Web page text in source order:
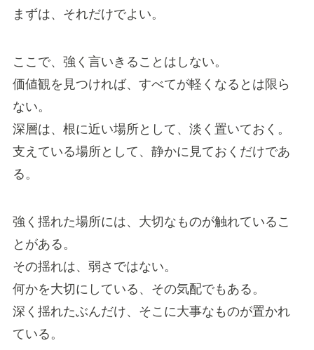
まずは、それだけでよい。
ここで、強く言いきることはしない。
価値観を見つければ、すべてが軽くなるとは限ら
ない。
深層は、根に近い場所として、淡く置いておく。
支えている場所として、静かに見ておくだけであ
る。
強く揺れた場所には、大切なものが触れているこ
とがある。
その揺れは、弱さではない。
何かを大切にしている、その気配でもある。
深く揺れたぶんだけ、そこに大事なものが置かれ
ている。